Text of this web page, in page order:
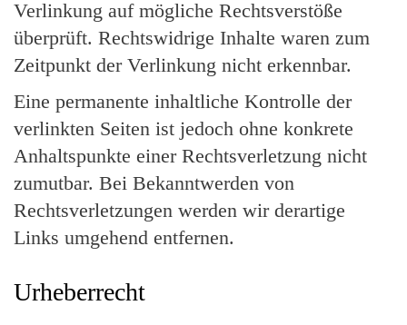
Verlinkung auf mögliche Rechtsverstöße
überprüft. Rechtswidrige Inhalte waren zum
Zeitpunkt der Verlinkung nicht erkennbar.
Eine permanente inhaltliche Kontrolle der
verlinkten Seiten ist jedoch ohne konkrete
Anhaltspunkte einer Rechtsverletzung nicht
zumutbar. Bei Bekanntwerden von
Rechtsverletzungen werden wir derartige
Links umgehend entfernen.
Urheberrecht